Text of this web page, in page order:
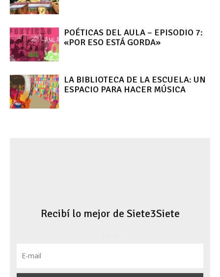
POÉTICAS DEL AULA – EPISODIO 7:
«POR ESO ESTÁ GORDA»
LA BIBLIOTECA DE LA ESCUELA: UN
ESPACIO PARA HACER MÚSICA
Recibí lo mejor de Siete3Siete